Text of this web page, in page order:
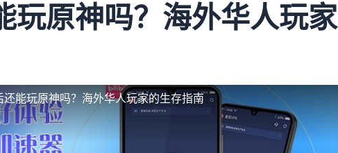
玩原神吗？海外华人玩家
还能玩原神吗？海外华人玩家的生存指南